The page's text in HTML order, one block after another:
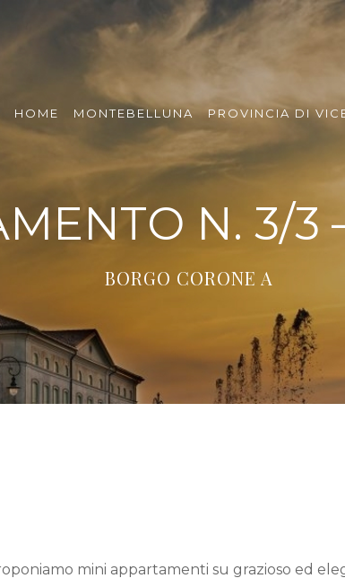
HOME MONTEBELLUNA PROVINCIA DI
N. 3/3
BORGO CORONE A
mini appartamenti su grazioso ed